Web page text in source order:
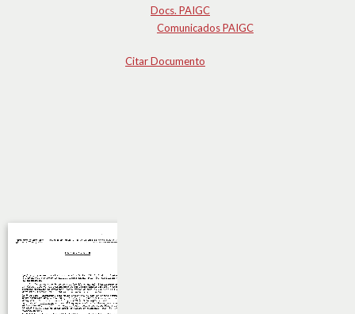
Docs. PAIGC
Comunicados PAIGC
Citar Documento